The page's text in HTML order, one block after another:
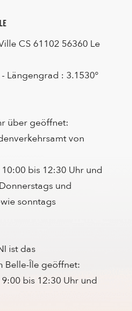
CS 61102 56360 Le
Längengrad : 3.1530°
über geöffnet:
von
bis 12:30 Uhr und
und
sonntags
ist das
Belle-Île geöffnet:
bis 12:30 Uhr und